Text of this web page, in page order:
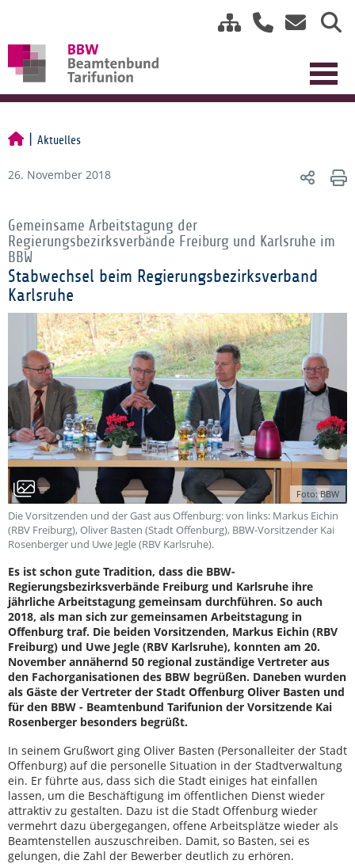
Aktuelles
26. November 2018
Gemeinsame Arbeitstagung der
Regierungsbezirksverbände Freiburg und Karlsruhe im
BBW
Stabwechsel beim Regierungsbezirksverband
Karlsruhe
Foto: BBW
Die Vorsitzenden und der Gast aus Offenburg: von links: Markus Eichin
(RBV Freiburg), Oliver Basten (Stadt Offenburg), BBW-Vorsitzender Kai
Rosenberger und Uwe Jegle (RBV Karlsruhe).
Es ist schon gute Tradition, dass die BBW-
Regierungsbezirksverbände Freiburg und Karlsruhe ihre
jährliche Arbeitstagung gemeinsam durchführen. So auch
2018, als man sich zur gemeinsamen Arbeitstagung in
Offenburg traf. Die beiden Vorsitzenden, Markus Eichin (RBV
Freiburg) und Uwe Jegle (RBV Karlsruhe), konnten am 20.
November annähernd 50 regional zuständige Vertreter aus
den Fachorganisationen des BBW begrüßen. Daneben wurden
als Gäste der Vertreter der Stadt Offenburg Oliver Basten und
für den BBW - Beamtenbund Tarifunion der Vorsitzende Kai
Rosenberger besonders begrüßt.
In seinem Grußwort ging Oliver Basten (Personalleiter der Stadt
Offenburg) auf die personelle Situation in der Stadtverwaltung
ein. Er führte aus, dass sich die Stadt einiges hat einfallen
lassen, um die Beschäftigung im öffentlichen Dienst wieder
attraktiv zu gestalten. Dazu ist die Stadt Offenburg wieder
vermehrt dazu übergegangen, offene Arbeitsplätze wieder als
Beamtenstellen auszuschreiben. Damit, so Basten, sei es
gelungen, die Zahl der Bewerber deutlich zu erhören.